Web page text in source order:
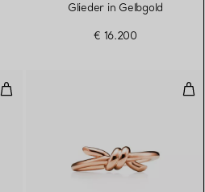
Glieder in Gelbgold
€ 16.200
Ring in Weißgold